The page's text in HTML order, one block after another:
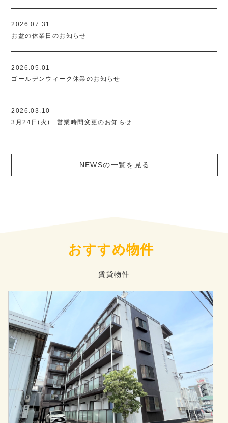
2026.07.31
お盆の休業日のお知らせ
2026.05.01
ゴールデンウィーク休業のお知らせ
2026.03.10
3月24日(火) 営業時間変更のお知らせ
NEWSの一覧を見る
おすすめ物件
賃貸物件